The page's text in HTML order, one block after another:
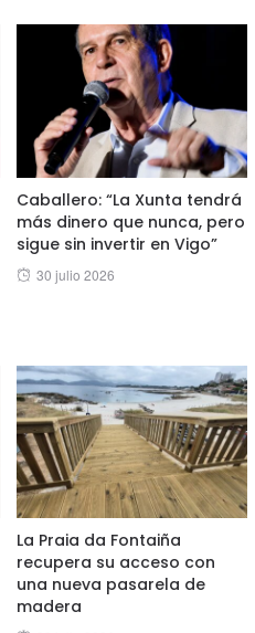
Caballero: “La Xunta tendrá
más dinero que nunca, pero
sigue sin invertir en Vigo”
Posted
30 julio 2026
La Praia da Fontaiña
recupera su acceso con
una nueva pasarela de
madera